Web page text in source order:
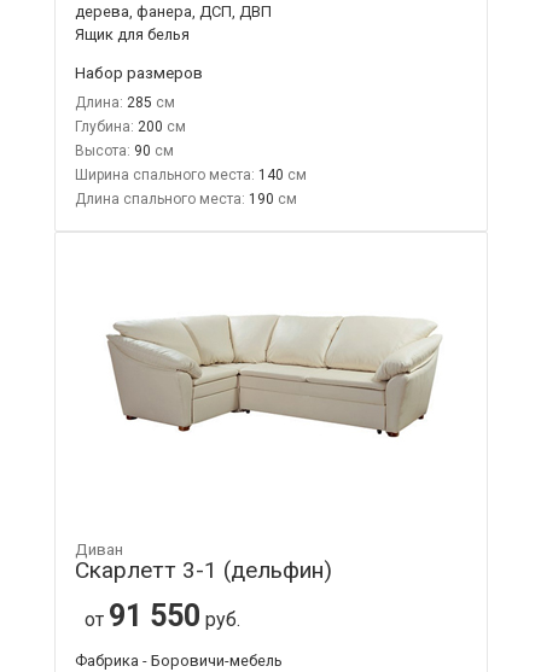
дерева, фанера, ДСП, ДВП
Ящик для белья
Набор размеров
Длина: 285
Глубина: 200
Высота: 90
Ширина спального места: 140
Длина спального места: 190
Диван
Скарлетт 3-1 (дельфин)
от 91 550 руб.
Фабрика - Боровичи-мебель